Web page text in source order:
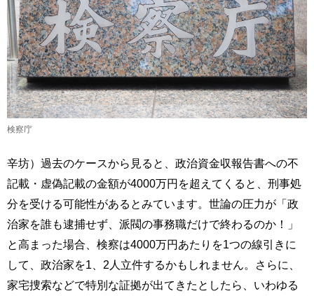
検察庁
辛坊）過去のケースから見ると、政治資金収報告書への不
記載・虚偽記載の金額が4000万円を超えてくると、刑事処
分を受ける可能性があるとみています。世論の圧力が「政
治家を誰も逮捕せず、派閥の事務職だけで終わるのか！」
と高まった場合、検察は4000万円あたりを1つの線引きに
して、政治家を1、2人立件するかもしれません。さらに、
家宅捜索などで特別な証拠が出てきたとしたら、いわゆる